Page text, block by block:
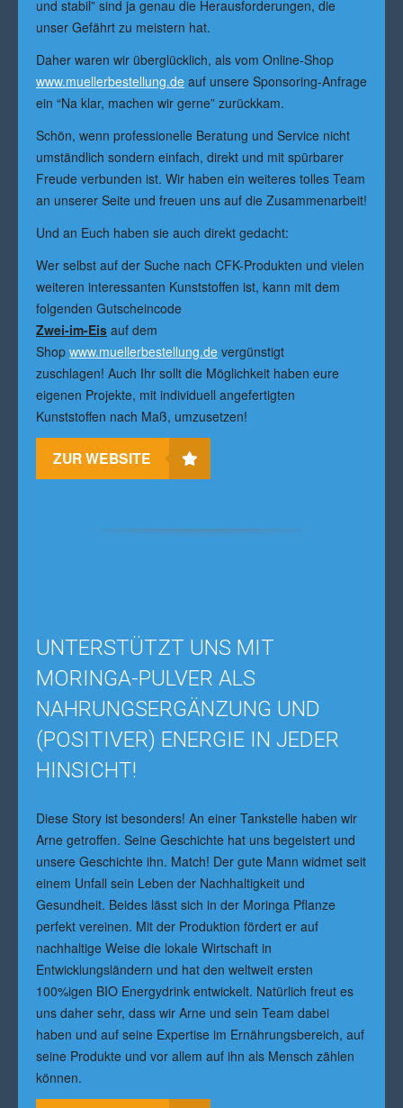
und stabil” sind ja genau die Herausforderungen, die
unser Gefährt zu meistern hat.
Daher waren wir überglücklich, als vom Online-Shop
www.muellerbestellung.de auf unsere Sponsoring-Anfrage
ein “Na klar, machen wir gerne” zurückkam.
Schön, wenn professionelle Beratung und Service nicht
umständlich sondern einfach, direkt und mit spürbarer
Freude verbunden ist. Wir haben ein weiteres tolles Team
an unserer Seite und freuen uns auf die Zusammenarbeit!
Und an Euch haben sie auch direkt gedacht:
Wer selbst auf der Suche nach CFK-Produkten und vielen
weiteren interessanten Kunststoffen ist, kann mit dem
folgenden Gutscheincode
Zwei-im-Eis auf dem
Shop www.muellerbestellung.de vergünstigt
zuschlagen! Auch Ihr sollt die Möglichkeit haben eure
eigenen Projekte, mit individuell angefertigten
Kunststoffen nach Maß, umzusetzen!
ZUR WEBSITE
UNTERSTÜTZT UNS MIT
MORINGA-PULVER ALS
NAHRUNGSERGÄNZUNG UND
(POSITIVER) ENERGIE IN JEDER
HINSICHT!
Diese Story ist besonders! An einer Tankstelle haben wir
Arne getroffen. Seine Geschichte hat uns begeistert und
unsere Geschichte ihn. Match! Der gute Mann widmet seit
einem Unfall sein Leben der Nachhaltigkeit und
Gesundheit. Beides lässt sich in der Moringa Pflanze
perfekt vereinen. Mit der Produktion fördert er auf
nachhaltige Weise die lokale Wirtschaft in
Entwicklungsländern und hat den weltweit ersten
100%igen BIO Energydrink entwickelt. Natürlich freut es
uns daher sehr, dass wir Arne und sein Team dabei
haben und auf seine Expertise im Ernährungsbereich, auf
seine Produkte und vor allem auf ihn als Mensch zählen
können.